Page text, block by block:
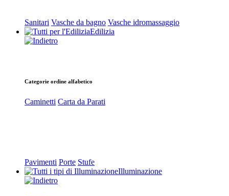
Sanitari Vasche da bagno Vasche idromassaggio
Edilizia
Categorie ordine alfabetico
Caminetti Carta da Parati
Pavimenti Porte Stufe
Illuminazione